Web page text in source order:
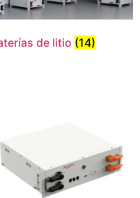
de litio (14)